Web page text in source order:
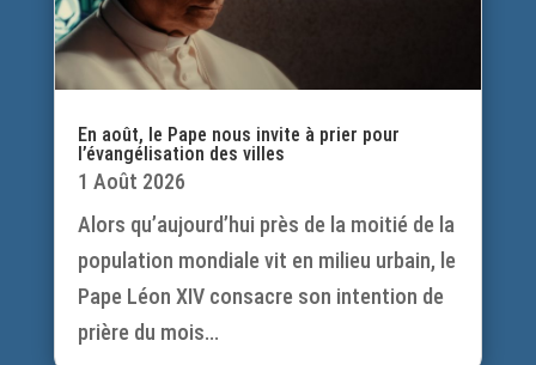
En août, le Pape nous invite à prier pour
l’évangélisation des villes
1 Août 2026
Alors qu’aujourd’hui près de la moitié de la
population mondiale vit en milieu urbain, le
Pape Léon XIV consacre son intention de
prière du mois...